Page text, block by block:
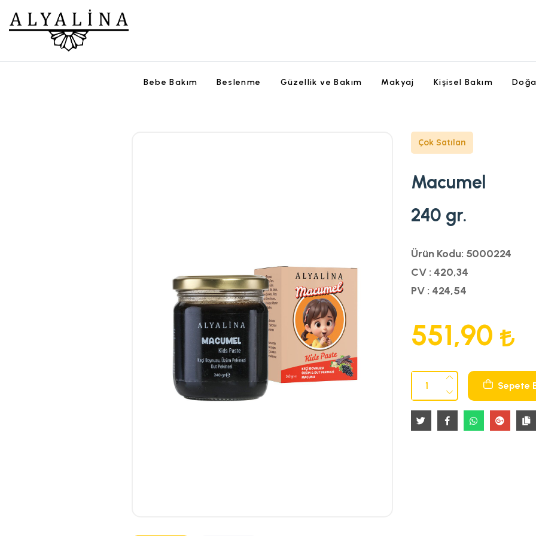
Bebe Bakım Beslenme Güzellik ve Bakım Makyaj Kişisel Bakım
Çok Satılan
Macumel
240 gr.
Ürün Kodu: 5000224
CV : 420,34
PV : 424,54
551,90
Sepete